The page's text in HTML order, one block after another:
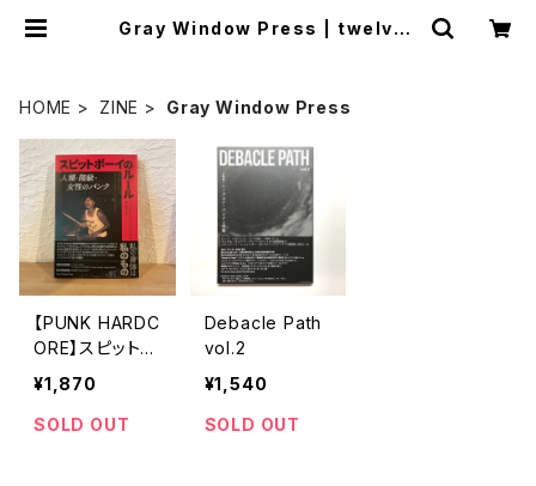
Gray Window Press | twelvek
HOME ZINE Gray Window Press
【PUNK HARDC
ORE】スピットボ
ーイのルール
人種・階級・女性
のパンク ミシェ
¥1,870
SOLD OUT
Debacle Path
vol.2
¥1,540
SOLD OUT